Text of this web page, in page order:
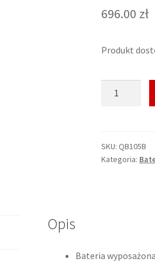
696.00 zł
Produkt
umywalkowa,
chrom
SKU: QB105B
Kategoria:
Opis
Bateria